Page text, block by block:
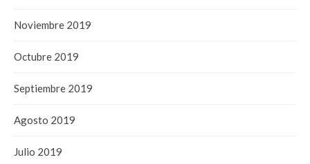
Noviembre 2019
Octubre 2019
Septiembre 2019
Agosto 2019
Julio 2019